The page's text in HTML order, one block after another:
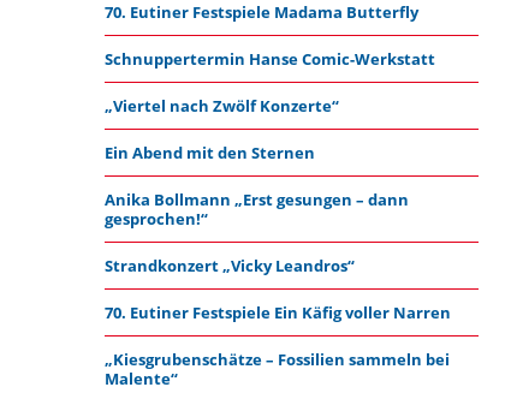
70. Eutiner Festspiele Madama Butterfly
Schnuppertermin Hanse Comic-Werkstatt
„Viertel nach Zwölf Konzerte“
Ein Abend mit den Sternen
Anika Bollmann „Erst gesungen – dann
gesprochen!“
Strandkonzert „Vicky Leandros“
70. Eutiner Festspiele Ein Käfig voller Narren
„Kiesgrubenschätze – Fossilien sammeln bei
Malente“